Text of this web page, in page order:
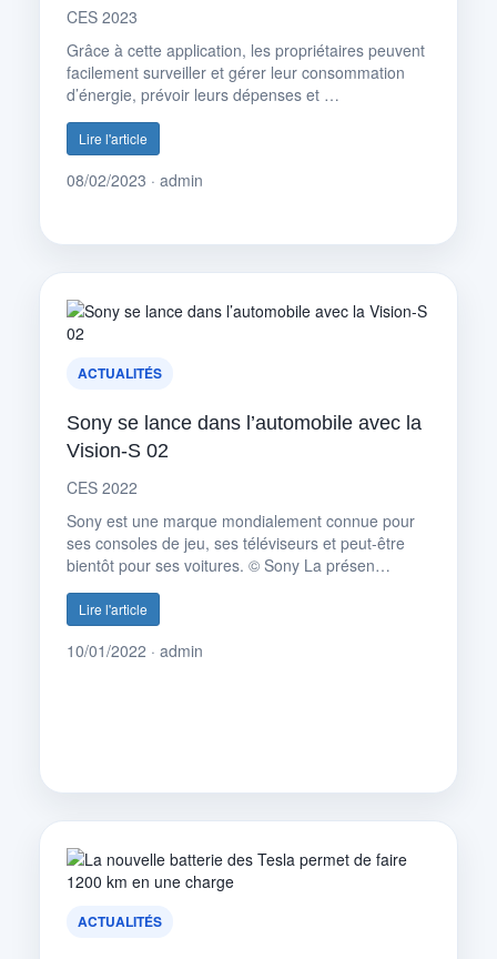
CES 2023
Grâce à cette application, les propriétaires peuvent
facilement surveiller et gérer leur consommation
d’énergie, prévoir leurs dépenses et …
Lire l'article
08/02/2023 · admin
ACTUALITÉS
Sony se lance dans l’automobile avec la
Vision-S 02
CES 2022
Sony est une marque mondialement connue pour
ses consoles de jeu, ses téléviseurs et peut-être
bientôt pour ses voitures. © Sony La présen…
Lire l'article
10/01/2022 · admin
ACTUALITÉS